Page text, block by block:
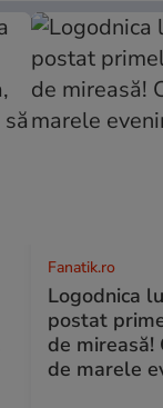
Fanatik.ro
Logodnica
postat
de
de marele